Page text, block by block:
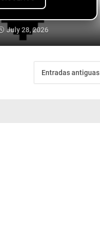
July 28, 2026
Entradas antiguas